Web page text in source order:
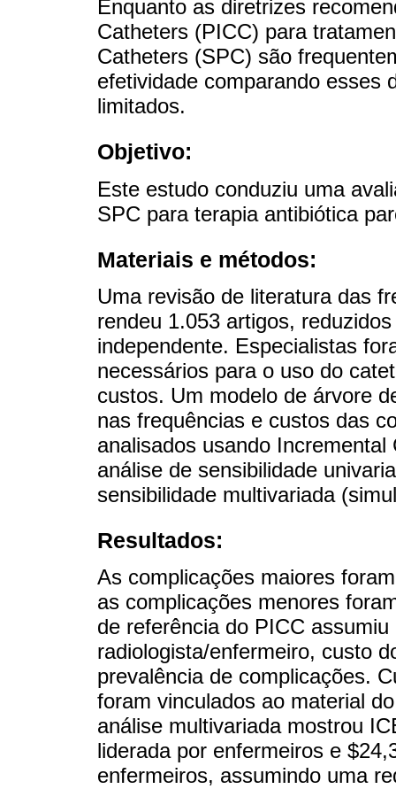
Enquanto as diretrizes
Catheters (PICC) para
Catheters (SPC) são
efetividade comparando esses
limitados.
Objetivo:
Este estudo conduziu uma
SPC para terapia antibiótica
Materiais e métodos:
Uma revisão de literatura das
rendeu 1.053 artigos,
independente. Especialistas
necessários para o uso do
custos. Um modelo de árvore
nas frequências e custos das
analisados usando
análise de sensibilidade
sensibilidade multivariada
Resultados:
As complicações maiores
as complicações menores
de referência do PICC
radiologista/enfermeiro, custo
prevalência de complicações.
foram vinculados ao material
análise multivariada mostrou
liderada por enfermeiros e
enfermeiros, assumindo uma